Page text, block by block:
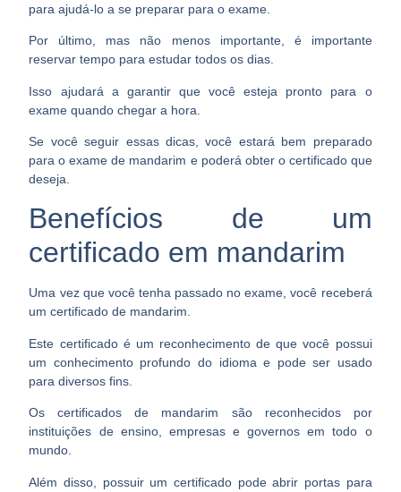
para ajudá-lo a se preparar para o exame.
Por último, mas não menos importante, é importante
reservar tempo para estudar todos os dias.
Isso ajudará a garantir que vocêesteja pronto para o
exame quando chegar a hora
Se você seguir essas dicas, você estará bem preparado
para o exame de mandarim e poderá obter o certificado que
deseja.
Benefícios de um
certificado em mandarim
Uma vez que você tenha passado no exame, você receberá
um certificado de mandarim.
Este certificado é um reconhecimento de que você possui
um conhecimento profundo do idioma e pode ser usado
para diversos fins.
Os certificados de mandarim são reconhecidos por
instituições de ensino, empresas e governos em todo o
mundo.
Além disso, possuir um certificado podeabrir portas para